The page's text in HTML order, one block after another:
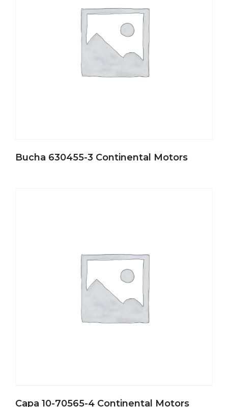
Bucha 630455-3 Continental Motors
Capa 10-70565-4 Continental Motors